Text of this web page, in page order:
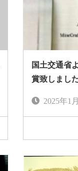
国土交通省
賞致しました
2025年1